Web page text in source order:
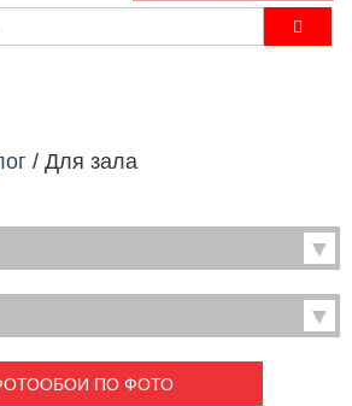
/ Для зала
Фрески
Перспектива
Города
ПО ФОТО